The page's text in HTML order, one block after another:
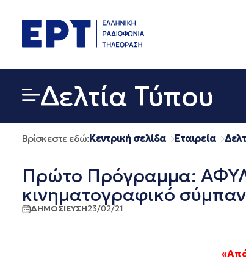
περιεχόμενο
Δελτία Τύπου
Βρίσκεστε εδώ:Κεντρική σελίδα Εταιρεία
Πρώτο Πρόγραμμα:
κινηματογραφικό
ΔΗΜΟΣΙΕΥΣΗ23/02/21